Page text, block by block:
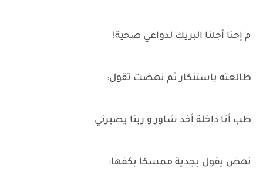
م إحنا أجلنا البريك لدواعي صحية!
طالعته باستنكار ثم نهضت تقول:
طب أنا داخلة أخد شاور و ربنا يصبرني
نهض يقول بجدية ممسكا بكفها: